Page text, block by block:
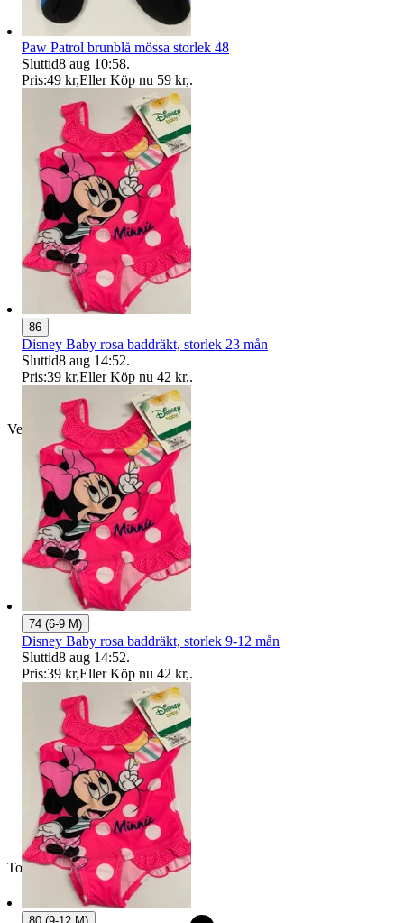
Verifierad
Toppsäljare
Paw Patrol brunblå mössa storlek 48
Sluttid8 aug 10:58.
Pris:49 kr,Eller Köp nu 59 kr,.
86
Disney Baby rosa baddräkt, storlek 23 mån
Sluttid8 aug 14:52.
Pris:39 kr,Eller Köp nu 42 kr,.
74 (6-9 M)
Disney Baby rosa baddräkt, storlek 9-12 mån
Sluttid8 aug 14:52.
Pris:39 kr,Eller Köp nu 42 kr,.